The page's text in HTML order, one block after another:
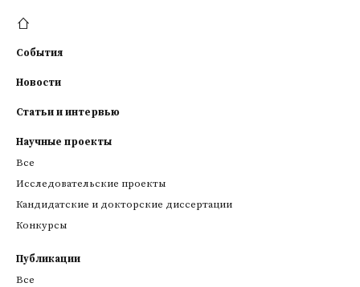
События
Новости
Статьи и интервью
Научные проекты
Все
Исследовательские проекты
Кандидатские и докторские диссертации
Конкурсы
Публикации
Все